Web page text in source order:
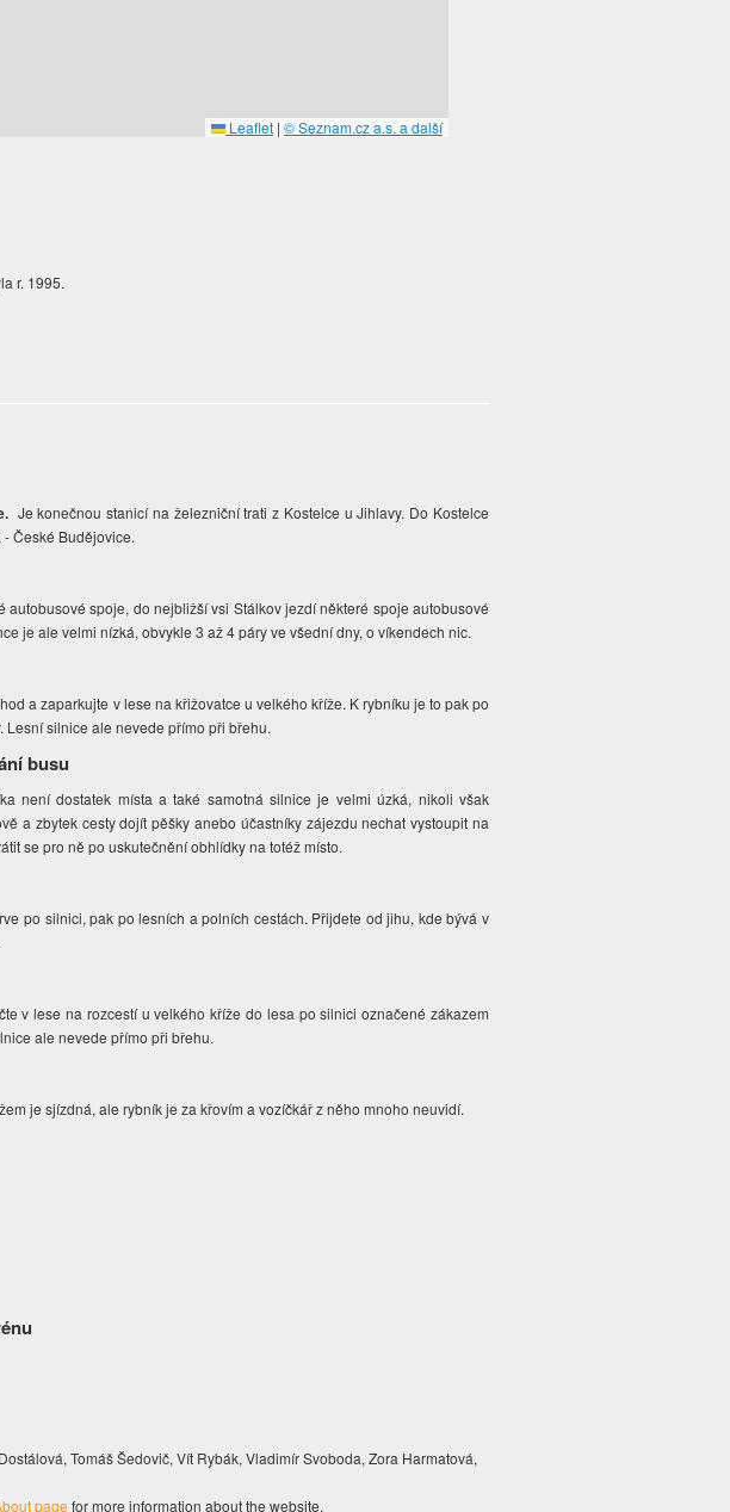
Leaflet | © Seznam.cz a.s. a další
r. 1995.
Je konečnou stanicí na železniční trati z Kostelce u Jihlavy. Do Kostelce
České Budějovice.
spoje, do nejbližší vsi Stálkov jezdí některé spoje autobusové
je ale velmi nízká, obvykle 3 až 4 páry ve všední dny, o víkendech nic.
a zaparkujte v lese na křižovatce u velkého kříže. K rybníku je to pak po
silnice ale nevede přímo při břehu.
busu
není dostatek místa a také samotná silnice je velmi úzká, nikoli však
a zbytek cesty dojít pěšky anebo účastníky zájezdu nechat vystoupit na
se pro ně po uskutečnění obhlídky na totéž místo.
po silnici, pak po lesních a polních cestách. Přijdete od jihu, kde bývá v
v lese na rozcestí u velkého kříže do lesa po silnici označené zákazem
ale nevede přímo při břehu.
je sjízdná, ale rybník je za křovím a vozíčkář z něho mnoho neuvidí.
Tomáš Šedovič, Vít Rybák, Vladimír Svoboda, Zora Harmatová,
pagefor more information about the website.